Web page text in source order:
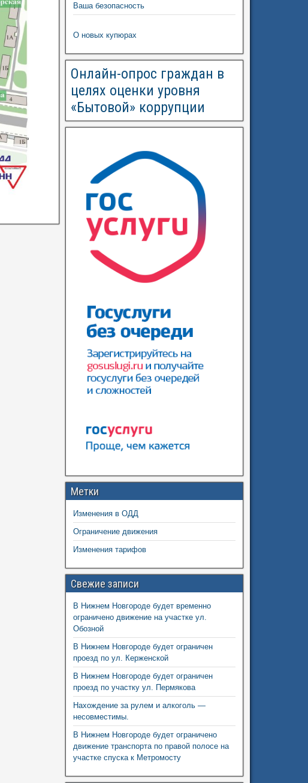
Ваша безопасность
О новых купюрах
Онлайн-опрос граждан в
целях оценки уровня
«Бытовой» коррупции
Метки
Изменения в ОДД
Ограничение движения
Изменения тарифов
Свежие записи
В Нижнем Новгороде будет временно
ограничено движение на участке ул.
Обозной
В Нижнем Новгороде будет ограничен
проезд по ул. Керженской
В Нижнем Новгороде будет ограничен
проезд по участку ул. Пермякова
Нахождение за рулем и алкоголь —
несовместимы.
В Нижнем Новгороде будет ограничено
движение транспорта по правой полосе на
участке спуска к Метромосту